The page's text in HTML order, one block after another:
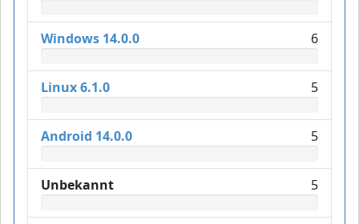
Windows 14.0.0 6
Linux 6.1.0 5
Android 14.0.0 5
Unbekannt 5